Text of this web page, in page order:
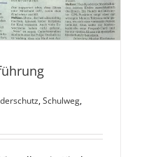
,Schulweg,